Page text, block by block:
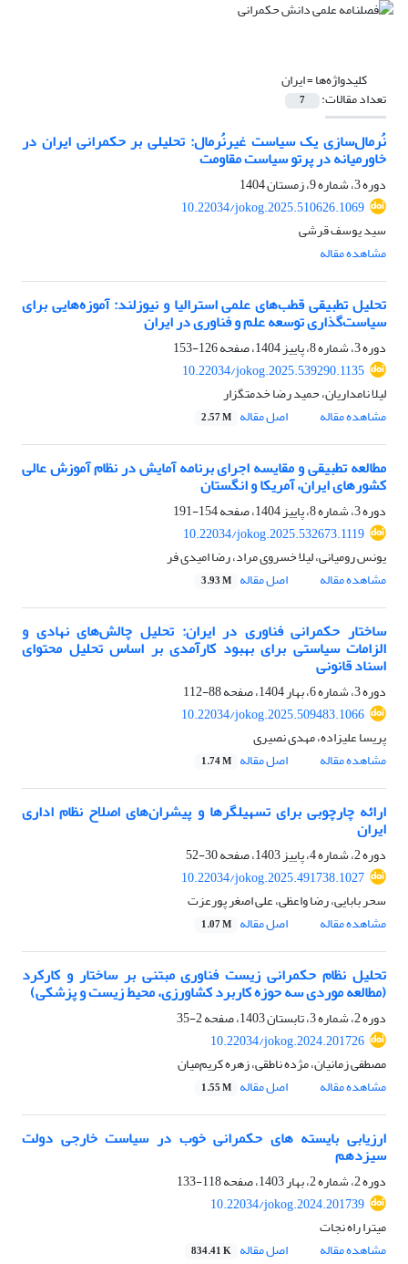
کلیدواژه‌ها =ایران
تعداد مقالات: 7
نُرمال‌سازی یک سیاست غیرنُرمال: تحلیلی بر حکمرانی ایران در
خاورمیانه در پرتو سیاست مقاومت
دوره 3، شماره 9، زمستان 1404
10.22034/jokog.2025.510626.1069
سید یوسف قرشی
مشاهده مقاله
تحلیل تطبیقی قطب‌های علمی استرالیا و نیوزلند: آموزه‌هایی برای
سیاست‌گذاری توسعه علم و فناوری در ایران
دوره 3، شماره 8، پاییز 1404، صفحه
126-153
10.22034/jokog.2025.539290.1135
لیلا نامداریان، حمید رضا خدمتگزار
مشاهده مقاله
اصل مقاله 2.57 M
مطالعه تطبیقی و مقایسه اجرای برنامه آمایش در نظام آموزش عالی
کشورهای ایران، آمریکا و انگستان
دوره 3، شماره 8، پاییز 1404، صفحه
154-191
10.22034/jokog.2025.532673.1119
یونس رومیانی، لیلا خسروی مراد، رضا امیدی فر
مشاهده مقاله
اصل مقاله 3.93 M
ساختار حکمرانی فناوری در ایران: تحلیل چالش‌های نهادی و
الزامات سیاستی برای بهبود کارآمدی بر اساس تحلیل محتوای
اسناد قانونی
دوره 3، شماره 6، بهار 1404، صفحه
88-112
10.22034/jokog.2025.509483.1066
پریسا علیزاده، مهدی نصیری
مشاهده مقاله
اصل مقاله 1.74 M
ارائه چارچوبی برای تسهیلگرها و پیشران‌های اصلاح نظام اداری
ایران
دوره 2، شماره 4، پاییز 1403، صفحه
30-52
10.22034/jokog.2025.491738.1027
سحر بابایی، رضا واعظی، علی اصغر پورعزت
مشاهده مقاله
اصل مقاله 1.07 M
تحلیل نظام‌ حکمرانی زیست فناوری مبتنی بر ساختار و کارکرد
(مطالعه موردی سه حوزه کاربرد کشاورزی، محیط زیست و پزشکی)
دوره 2، شماره 3، تابستان 1403، صفحه
2-35
10.22034/jokog.2024.201726
مصطفی زمانیان، مژده ناطقی، زهره کریم‌میان
مشاهده مقاله
اصل مقاله 1.55 M
ارزیابی بایسته های حکمرانی خوب در سیاست خارجی دولت
سیزدهم
دوره 2، شماره 2، بهار 1403، صفحه
118-133
10.22034/jokog.2024.201739
میترا راه نجات
مشاهده مقاله
اصل مقاله 834.41 K